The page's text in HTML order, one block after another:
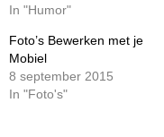
In "Humor"
Foto’s Bewerken met je
Mobiel
8 september 2015
In "Foto's"